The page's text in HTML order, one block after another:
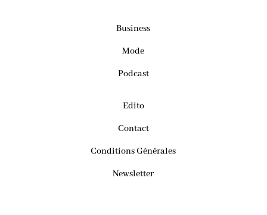
Business
Mode
Podcast
Edito
Contact
Conditions Générales
Newsletter